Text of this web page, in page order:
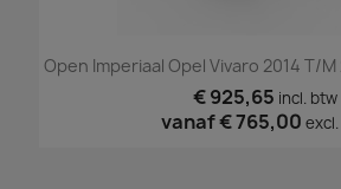
Open Imperiaal Opel Vivaro 2014 T/
€ 925,65 incl. btw
vanaf€ 765,00